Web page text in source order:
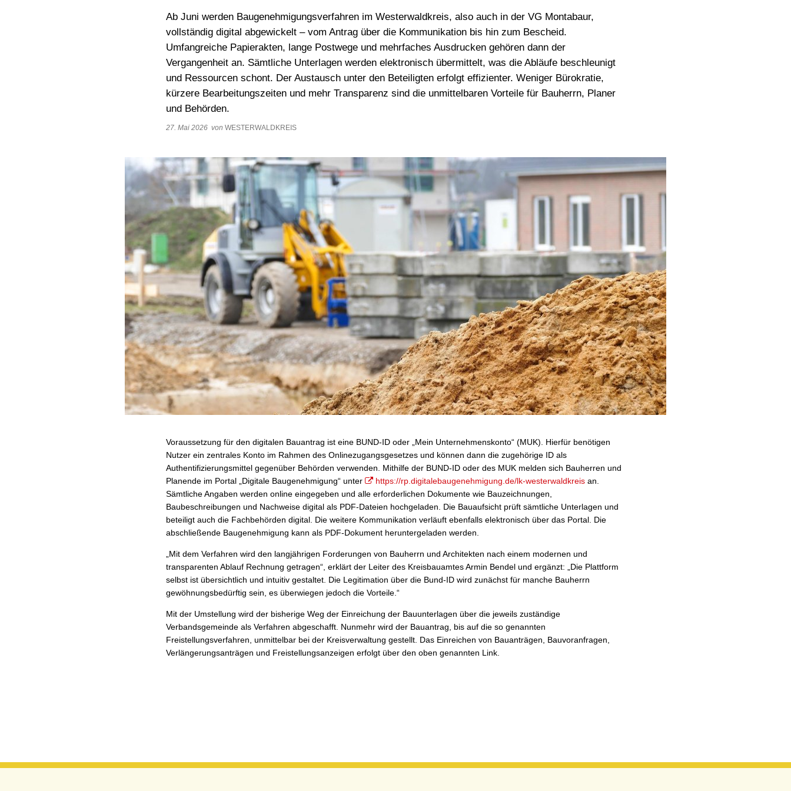
Standesamt
Wasser & Abwasser
Beauftragte
Mobilität
Ab Juni werden Baugenehmigungsverfahren im Westerwaldkreis, also auch in der VG Montabaur,
vollständig digital abgewickelt – vom Antrag über die Kommunikation bis hin zum Bescheid.
Umfangreiche Papierakten, lange Postwege und mehrfaches Ausdrucken gehören dann der
Vergangenheit an. Sämtliche Unterlagen werden elektronisch übermittelt, was die Abläufe beschleunigt
und Ressourcen schont. Der Austausch unter den Beteiligten erfolgt effizienter. Weniger Bürokratie,
kürzere Bearbeitungszeiten und mehr Transparenz sind die unmittelbaren Vorteile für Bauherrn, Planer
und Behörden.
27. Mai 2026 von WESTERWALDKREIS
Voraussetzung für den digitalen Bauantrag ist eine BUND-ID oder „Mein Unternehmenskonto“ (MUK). Hierfür benötigen
Nutzer ein zentrales Konto im Rahmen des Onlinezugangsgesetzes und können dann die zugehörige ID als
Authentifizierungsmittel gegenüber Behörden verwenden. Mithilfe der BUND-ID oder des MUK melden sich Bauherren und
Planende im Portal „Digitale Baugenehmigung“ unter
https://rp.digitalebaugenehmigung.de/lk-westerwaldkreisan.
Sämtliche Angaben werden online eingegeben und alle erforderlichen Dokumente wie Bauzeichnungen,
Baubeschreibungen und Nachweise digital als PDF-Dateien hochgeladen. Die Bauaufsicht prüft sämtliche Unterlagen und
beteiligt auch die Fachbehörden digital. Die weitere Kommunikation verläuft ebenfalls elektronisch über das Portal. Die
abschließende Baugenehmigung kann als PDF-Dokument heruntergeladen werden.
„Mit dem Verfahren wird den langjährigen Forderungen von Bauherrn und Architekten nach einem modernen und
transparenten Ablauf Rechnung getragen“, erklärt der Leiter des Kreisbauamtes Armin Bendel und ergänzt: „Die Plattform
selbst ist übersichtlich und intuitiv gestaltet. Die Legitimation über die Bund-ID wird zunächst für manche Bauherrn
gewöhnungsbedürftig sein, es überwiegen jedoch die Vorteile.“
Mit der Umstellung wird der bisherige Weg der Einreichung der Bauunterlagen über die jeweils zuständige
Verbandsgemeinde als Verfahren abgeschafft. Nunmehr wird der Bauantrag, bis auf die so genannten
Freistellungsverfahren, unmittelbar bei der Kreisverwaltung gestellt. Das Einreichen von Bauanträgen, Bauvoranfragen,
Verlängerungsanträgen und Freistellungsanzeigen erfolgt über den oben genannten Link.